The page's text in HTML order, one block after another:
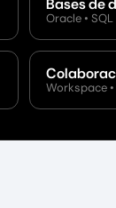
Oracle • SQL
Workspace •